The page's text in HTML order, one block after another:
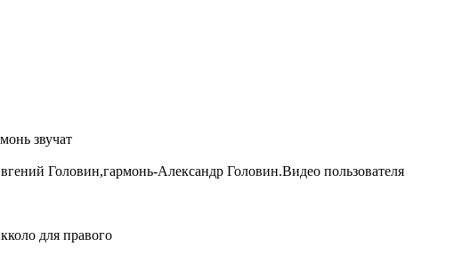
звучат
Головин,гармонь-Александр Головин.Видео пользователя
для правого